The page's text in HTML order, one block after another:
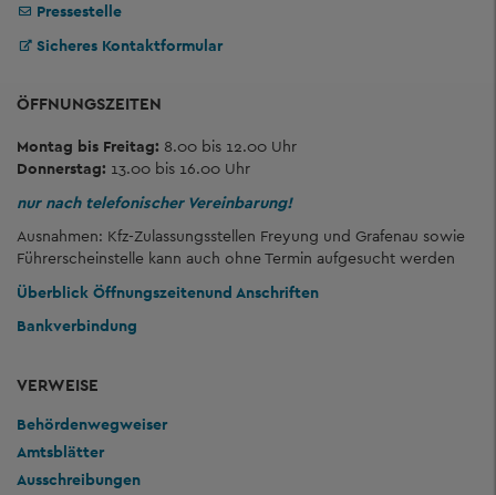
Pressestelle
Sicheres Kontaktformular
ÖFFNUNGSZEITEN
Montag bis Freitag: 8.00 bis 12.00 Uhr
Donnerstag: 13.00 bis 16.00 Uhr
nur nach telefonischer Vereinbarung!
Ausnahmen: Kfz-Zulassungsstellen Freyung und Grafenau sowie
Führerscheinstelle kann auch ohne Termin aufgesucht werden
Überblick Öffnungszeitenund Anschriften
Bankverbindung
VERWEISE
Behördenwegweiser
Amtsblätter
Ausschreibungen